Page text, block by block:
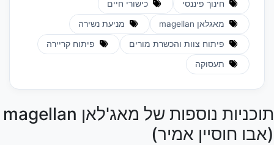
חינוך פיננסי כישורי חיים
מאגלאן magellan מניעת נשירה
פיתוח צוות והכשרת מורים פיתוח קריירה
תעסוקה
תוכניות נוספות של מאג'לאן magellan
(אבו חוסיין אמיר)